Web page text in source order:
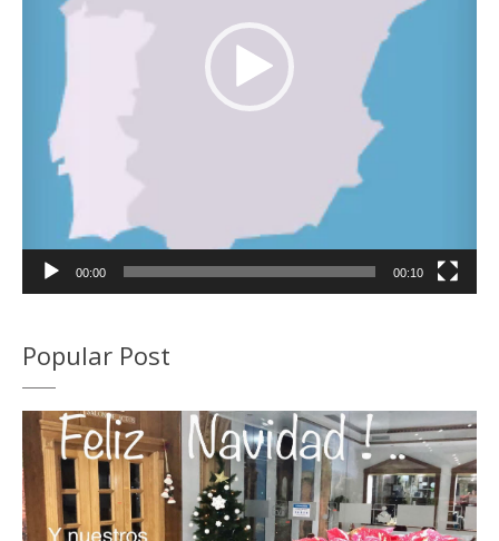
00:00 00:10
Popular Post